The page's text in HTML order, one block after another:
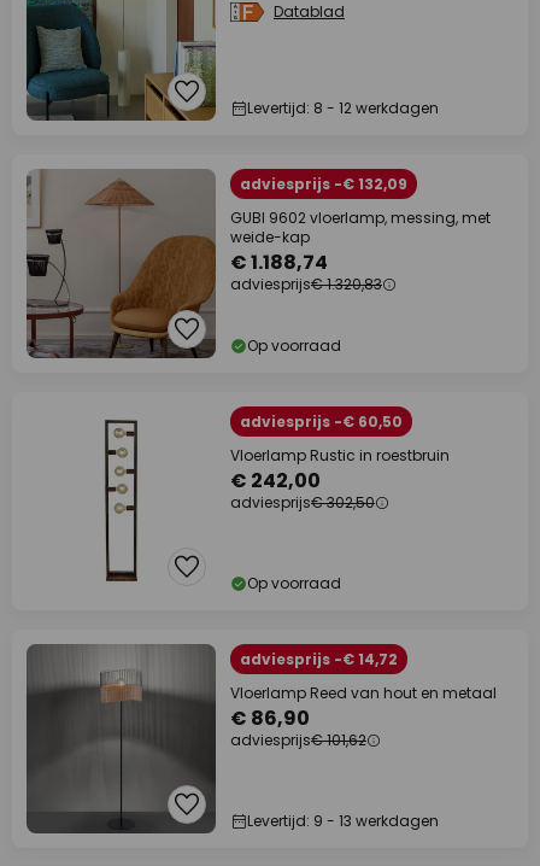
Datablad
Levertijd: 8 - 12 werkdagen
adviesprijs -€ 132,09
GUBI 9602 vloerlamp, messing, met
weide-kap
€ 1.188,74
adviesprijs€ 1.320,83
Op voorraad
adviesprijs -€ 60,50
Vloerlamp Rustic in roestbruin
€ 242,00
adviesprijs€ 302,50
Op voorraad
adviesprijs -€ 14,72
Vloerlamp Reed van hout en metaal
€ 86,90
adviesprijs€ 101,62
Levertijd: 9 - 13 werkdagen